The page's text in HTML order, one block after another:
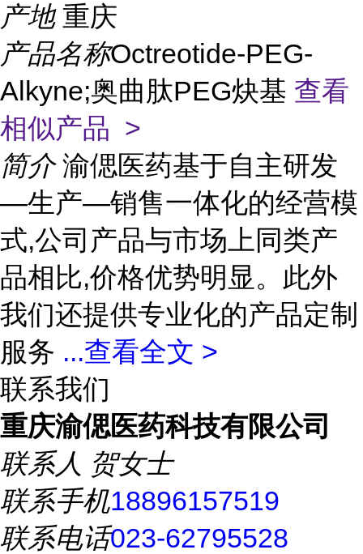
产地 重庆
产品名称Octreotide-PEG-
Alkyne;奥曲肽PEG炔基 查看
相似产品 >
简介 渝偲医药基于自主研发
—生产—销售一体化的经营模
式,公司产品与市场上同类产
品相比,价格优势明显。此外
我们还提供专业化的产品定制
服务 ...查看全文 >
联系我们
重庆渝偲医药科技有限公司
联系人 贺女士
联系手机18896157519
联系电话023-62795528